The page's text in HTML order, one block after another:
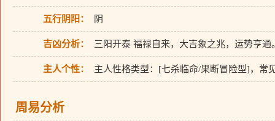
五行阴阳： 阴
吉凶分析： 三阳开泰 福禄自来，大吉象之兆，运势亨
主人个性： 主人性格类型：[七杀临命/果断冒险型]，常
周易分析